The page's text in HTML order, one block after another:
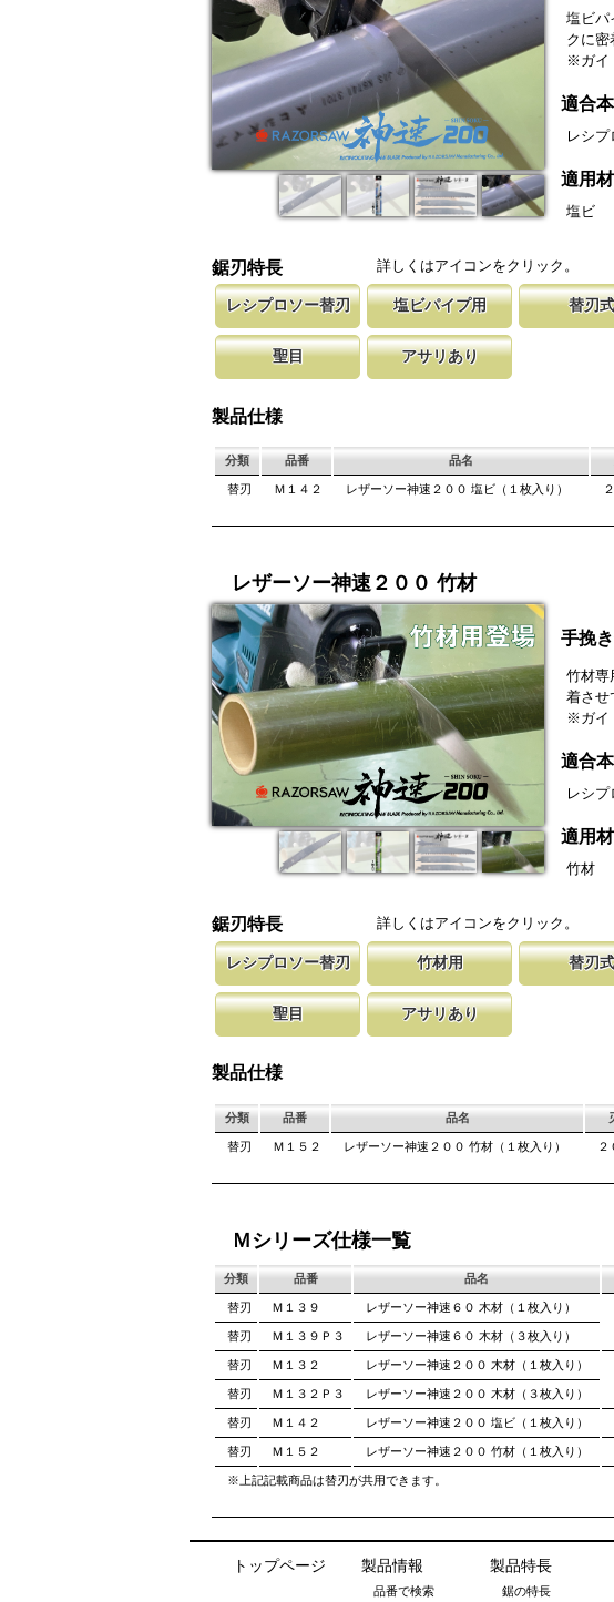
塩ビパ
クに密
※ガイ
適合
レシ
適用材
塩ビ
鋸刃特長 詳しくはアイコンをクリック。
レシプロソー替刃
レシプロソー・セーバーソー専用の替刃です。各メーカ
ーのレシプロソー本体に取り付けが可能です。
塩ビパイプ用
塩ビパイプの切断用に、当社目立て技術を駆使し切れ味
にこだわった鋸刃を提供しています。
替刃式
新しい鋸刃に取り替える事で、
します。 鋸刃のマーキング（右
しています。
聖目
を向上させています。 段差の低い刃は大鋸屑の排出の
み働きます。
アサリあり
が材料に挟まれないようにしています。 板厚より切幅
製品仕様
分類 品番 品名
替刃 Ｍ１４２ レザーソー神速２００ 塩ビ（１枚入り）
レザーソー神速２００ 竹材
手挽
竹材専
着させ
※ガイ
適合
レシ
適用材
竹材
鋸刃特長 詳しくはアイコンをクリック。
レシプロソー替刃
レシプロソー・セーバーソー専用の替刃です。各メーカ
ーのレシプロソー本体に取り付けが可能です。
竹材用
竹材の切断用に、当社目立て技術を駆使し切れ味にこだ
わった鋸刃を提供しています。
替刃式
新しい鋸刃に取り替える事で、
します。 鋸刃のマーキング（右
しています。
聖目
を向上させています。 段差の低い刃は大鋸屑の排出の
アサリあり
が材料に挟まれないようにしています。 板厚より切幅
製品仕様
分類 品番 品名
替刃 Ｍ１５２ レザーソー神速２００ 竹材（１枚入り） ２
Ｍシリーズ仕様一覧
分類 品番 品名
替刃 Ｍ１３９
レザーソー神速６０ 木材（１枚入り）
替刃 Ｍ１３９Ｐ３ レザーソー神速６０ 木材（３枚入り）
替刃 Ｍ１３２
レザーソー神速２００ 木材（１枚入り）
替刃 Ｍ１３２Ｐ３ レザーソー神速２００ 木材（３枚入り）
替刃 Ｍ１４２ レザーソー神速２００ 塩ビ（１枚入り）
替刃 Ｍ１５２ レザーソー神速２００ 竹材（１枚入り）
※上記記載商品は替刃が共用できます。
トップページ 製品情報
品番で検索
製品特長
鋸の特長